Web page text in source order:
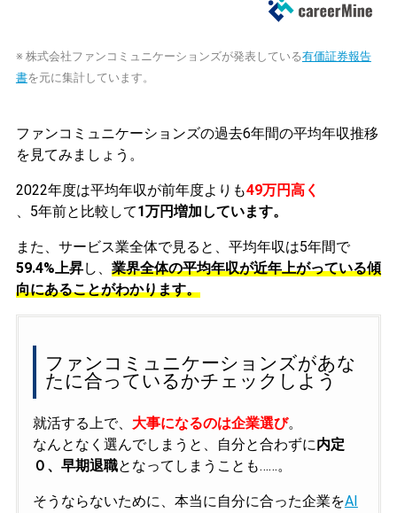
※ 株式会社ファンコミュニケーションズが発表している有価証券報告
書を元に集計しています。
ファンコミュニケーションズの過去6年間の平均年収推移
を見てみましょう。
2022年度は平均年収が前年度よりも49万円高く
、5年前と比較して1万円増加しています。
また、サービス業全体で見ると、平均年収は5年間で
59.4%上昇し、 業界全体の平均年収が近年上がっている傾
向にあることがわかります。
ファンコミュニケーションズがあな
たに合っているかチェックしよう
就活する上で、 大事になるのは企業選び。
なんとなく選んでしまうと、自分と合わずに内定
０、早期退職となってしまうことも……。
そうならないために、本当に自分に合った企業をAI